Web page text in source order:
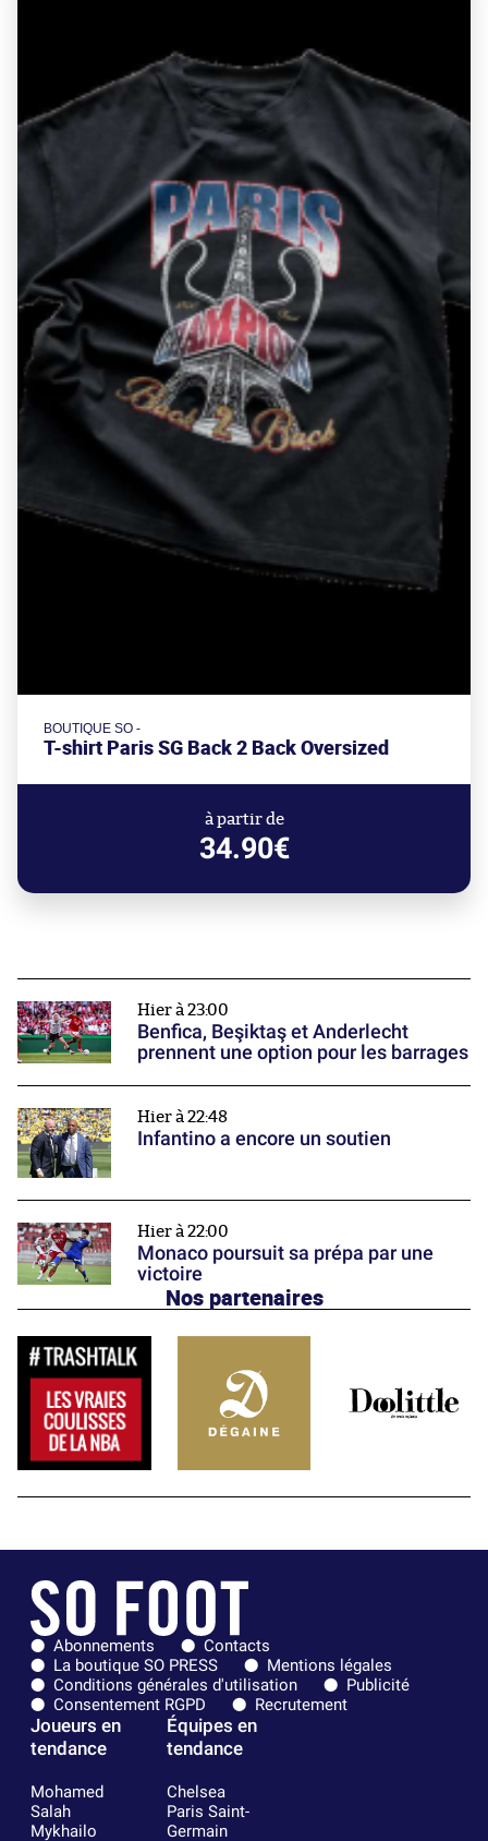
BOUTIQUE SO -
T-shirt Paris SG Back 2 Back Oversized
à partir de
34.90€
Hier à 23:00
Benfica, Beşiktaş et Anderlecht
prennent une option pour les barrages
Hier à 22:48
Infantino a encore un soutien
Hier à 22:00
Monaco poursuit sa prépa par une
victoire
Nos partenaires
Abonnements
Contacts
La boutique SO PRESS
Mentions légales
Conditions générales d'utilisation
Publicité
Consentement RGPD
Recrutement
Joueurs en
tendance
Mohamed
Salah
Mykhailo
Équipes en
tendance
Chelsea
Paris Saint-
Germain